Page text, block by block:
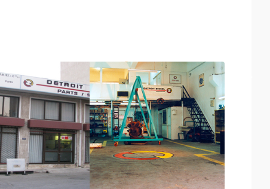
DIESEL σειράς : 53 - 71 - 92 - 149 - 60 αλλά
της να καλύψει άμεσα και τις πιο
συνεργείο επισκευής και συντήρησης
εκπαιδευμένο και έμπειρο προσωπικό .